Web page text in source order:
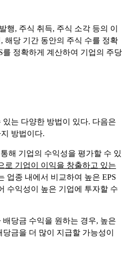
행, 주식 취득, 주식 소각 등의 이
해당 기간 동안의 주식 수를 정확
를 정확하게 계산하여 기업의 주당
있는 다양한 방법이 있다. 다음은
방법이다.
통해 기업의 수익성을 평가할 수 있
로 기업이 이익을 창출하고 있는
업종 내에서 비교하여 높은 EPS
수익성이 높은 기업에 투자할 수
배당금 수익을 원하는 경우, 높은
금을 더 많이 지급할 가능성이